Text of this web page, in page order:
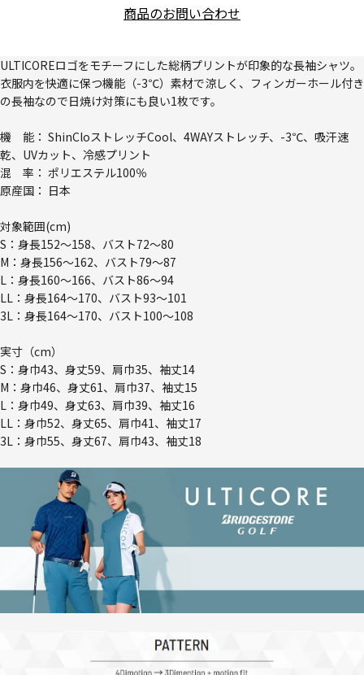
商品のお問い合わせ
ULTICOREロゴをモチーフにした総柄プリントが印象的な長袖シャツ。
衣服内を快適に保つ機能（-3℃）素材で涼しく、フィンガーホール付き
の長袖なので日焼け対策にも良い1枚です。
機 能： ShinCloストレッチCool、4WAYストレッチ、-3℃、吸汗速
乾、UVカット、冷感プリント
混 率： ポリエステル100％
原産国： 日本
対象範囲(cm)
S：身長152～158、バスト72～80
M：身長156～162、バスト79～87
L：身長160～166、バスト86～94
LL：身長164～170、バスト93～101
3L：身長164～170、バスト100～108
実寸（cm）
S：身巾43、身丈59、肩巾35、袖丈14
M：身巾46、身丈61、肩巾37、袖丈15
L：身巾49、身丈63、肩巾39、袖丈16
LL：身巾52、身丈65、肩巾41、袖丈17
3L：身巾55、身丈67、肩巾43、袖丈18